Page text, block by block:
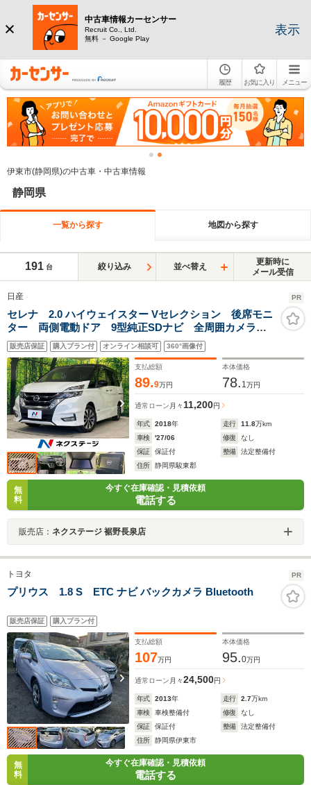
中古車情報カーセンサー
Recruit Co., Ltd.
無料 － Google Play
表示
履歴 お気に入り メニュー
伊東市(静岡県)の中古車・中古車情報
静岡県
一覧から探す 地図から探す
191 台 絞り込み 並べ替え
更新時に
メール受信
日産 PR
セレナ 2.0 ハイウェイスター Vセレクション 後席モニ
ター 両側電動ドア 9型純正SDナビ 全周囲カメラ
エマージェンシーブレーキ 禁煙車 ドラレコ スマー
トキー LEDヘッドライト ビルトインETC クルコ
ン 純正16インチアルミ オートライト
販売店保証 購入プラン付 オンライン相談可 360°画像付
支払総額
89.9万円
本体価格
78. 1万円
通常ローン 月々11,200円
年式 2018年 走行 11.8万km
車検
'27/06 修復
なし
保証
保証付 整備
法定整備付
住所
静岡県駿東郡
無
料
今すぐ在庫確認・見積依頼
電話する
販売店： ネクステージ 裾野長泉店
トヨタ PR
プリウス 1.8 S ETC ナビ バックカメラ Bluetooth
販売店保証 購入プラン付
支払総額
107万円
本体価格
95.0万円
通常ローン 月々24,500円
年式 2013年 走行 2.7万km
車検
車検整備付 修復
なし
保証
保証付 整備
法定整備付
住所
静岡県伊東市
無
料
今すぐ在庫確認・見積依頼
電話する